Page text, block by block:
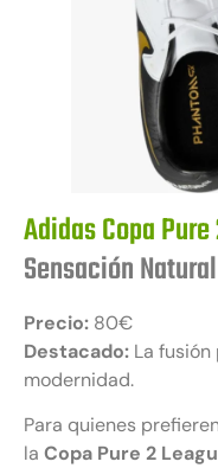
Adidas Copa Pure
Sensación Natural
Precio: 80€
Destacado: La
modernidad.
Para quienes
la Copa Pure 2